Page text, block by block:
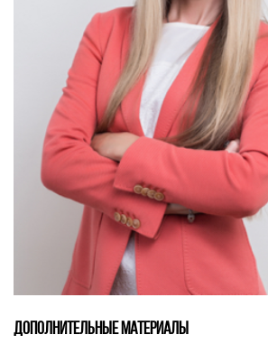
ДОПОЛНИТЕЛЬНЫЕ МАТЕРИАЛЫ